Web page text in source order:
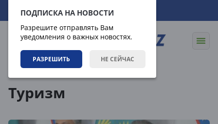
ПОДПИСКА НА НОВОСТИ
Разрешите отправлять Вам
уведомления о важных новостях.
РАЗРЕШИТЬ НЕ СЕЙЧАС
06.08.2026 12:16:00
Туризм